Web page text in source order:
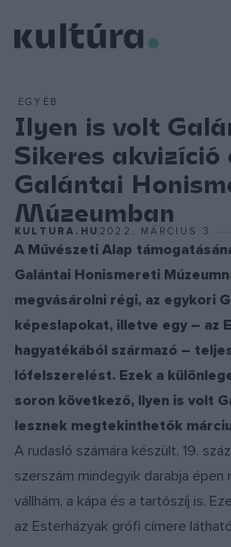
EGYÉB
Ilyen is volt
Sikeres
Galántai
Múzeumban
KULTURA.HU 2022. MÁRCIUS 3.
A Művészeti Alap
Galántai Honismereti
megvásárolni régi, az egykori
képeslapokat, illetve egy – az
hagyatékából származó –
lófelszerelést. Ezek a
soron következő, Ilyen is volt
lesznek megtekinthetők
A rudasló számára készült, 19.
szerszám mindegyik darabja épen
vállhám, a kápa és a tartószíj is.
az Esterházyak grófi címere